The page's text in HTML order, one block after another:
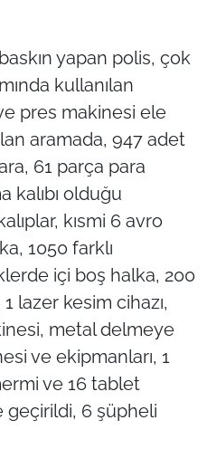
yapan polis, çok
kullanılan
pres makinesi ele
aramada, 947 adet
61 parça para
kalıbı olduğu
kısmi 6 avro
1050 farklı
içi boş halka, 200
lazer kesim cihazı,
metal delmeye
ve ekipmanları, 1
ve 16 tablet
6 şüpheli